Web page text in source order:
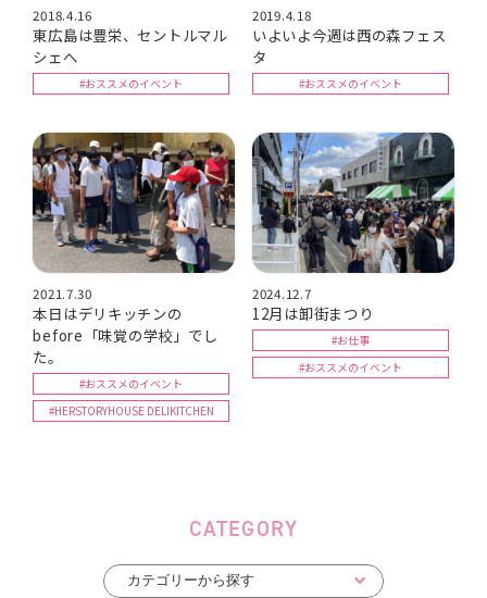
2018.4.16
東広島は豊栄、セントルマル
シェへ
#おススメのイベント
2019.4.18
いよいよ今週は西の森フェス
タ
#おススメのイベント
2021.7.30
本日はデリキッチンの
before「味覚の学校」でし
た。
#おススメのイベント
#HERSTORYHOUSE DELIKITCHEN
2024.12.7
12月は卸街まつり
#お仕事
#おススメのイベント
CATEGORY